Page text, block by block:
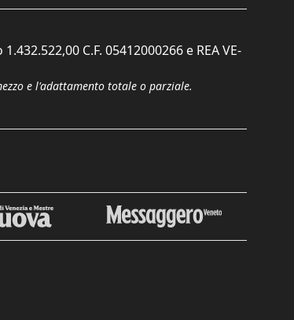
C.F. 05412000266 e REA VE-
e l'adattamento totale o parziale.